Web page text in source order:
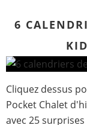
6
Cliquez dessus
Pocket Chalet
avec 25